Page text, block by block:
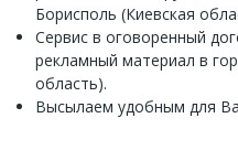
Борисполь (Киевская
Сервис в оговоренный
рекламный материал в
область).
Высылаем удобным для